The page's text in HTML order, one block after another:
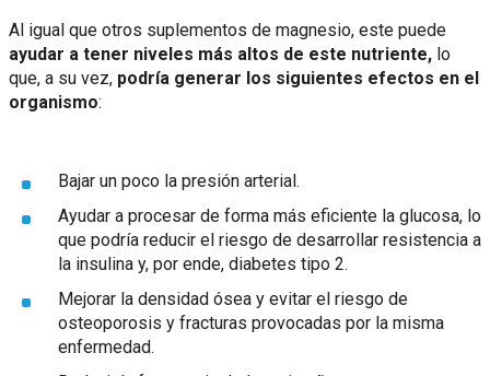
Al igual que otros suplementos de magnesio, este puede
ayudar a tener niveles más altos de este nutriente, lo
que, a su vez, podría generar los siguientes efectos en el
organismo:
Bajar un poco la presión arterial.
Ayudar a procesar de forma más eficiente la glucosa, lo
que podría reducir el riesgo de desarrollar resistencia a
la insulina y, por ende, diabetes tipo 2.
Mejorar la densidad ósea y evitar el riesgo de
osteoporosis y fracturas provocadas por la misma
enfermedad.